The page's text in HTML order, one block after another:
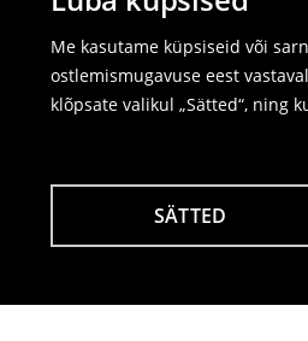
Me kasutame küpsiseid või
ostlemismugavuse eest
klõpsate valikul „Sätted“, ning
SÄTTED